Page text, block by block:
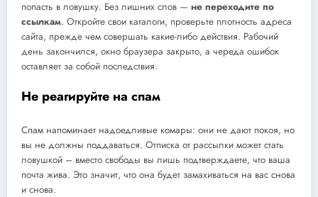
попасть в ловушку. Без лишних слов — не переходите по
ссылкам. Откройте свои каталоги, проверьте плотность адреса
сайта, прежде чем совершать какие-либо действия. Рабочий
день закончился, окно браузера закрыто, а череда ошибок
оставляет за собой последствия.
Не реагируйте на спам
Спам напоминает надоедливые комары: они не дают покоя, но
вы не должны поддаваться. Отписка от рассылки может стать
ловушкой – вместо свободы вы лишь подтверждаете, что ваша
почта жива. Это значит, что она будет замахиваться на вас снова
и снова.